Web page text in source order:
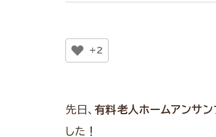
+2
先日、 有料老人ホームアンサ
した！